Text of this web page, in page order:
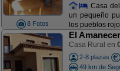
8 Fotos
Casa
un pequeño
los pueblos
El
Casa Rural en
2-8 plazas
49 km de